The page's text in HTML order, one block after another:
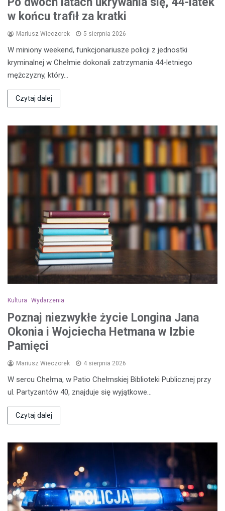
w końcu trafił za kratki
Mariusz Wieczorek 5 sierpnia 2026
W miniony weekend, funkcjonariusze policji z jednostki
kryminalnej w Chełmie dokonali zatrzymania 44-letniego
mężczyzny, który…
Czytaj dalej
Kultura Wydarzenia
Poznaj niezwykłe życie Longina Jana
Okonia i Wojciecha Hetmana w Izbie
Pamięci
Mariusz Wieczorek 4 sierpnia 2026
W sercu Chełma, w Patio Chełmskiej Biblioteki Publicznej przy
ul. Partyzantów 40, znajduje się wyjątkowe…
Czytaj dalej